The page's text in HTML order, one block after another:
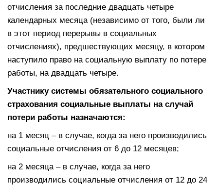
отчисления за последние двадцать четыре
календарных месяца (независимо от того, были ли
в этот период перерывы в социальных
отчислениях), предшествующих месяцу, в котором
наступило право на социальную выплату по потере
работы, на двадцать четыре.
Участнику системы обязательного социального
страхования социальные выплаты на случай
потери работы назначаются:
на 1 месяц – в случае, когда за него производились
социальные отчисления от 6 до 12 месяцев;
на 2 месяца – в случае, когда за него
производились социальные отчисления от 12 до 24